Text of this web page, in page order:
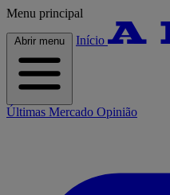
Menu principal
Abrir menu Início
Últimas Mercado Opinião